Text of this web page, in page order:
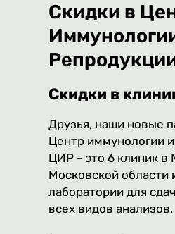
Скидки в
Скидки в
Друзья, наши новые
Центр иммунологии
ЦИР - это 6 клиник в
Московской области
лаборатории для
всех видов анализов.